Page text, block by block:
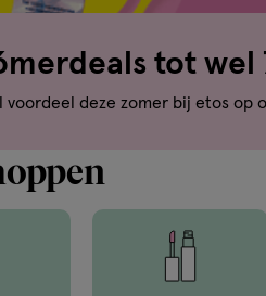
tot wel
voordeel deze zomer bij etos op